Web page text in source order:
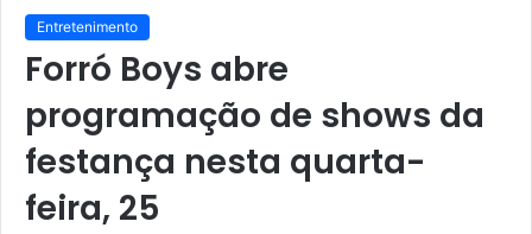
Entretenimento
Forró Boys abre
programação de shows da
festança nesta quarta-
feira, 25